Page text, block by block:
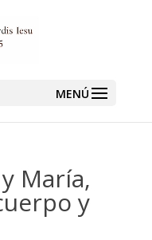
María,
y